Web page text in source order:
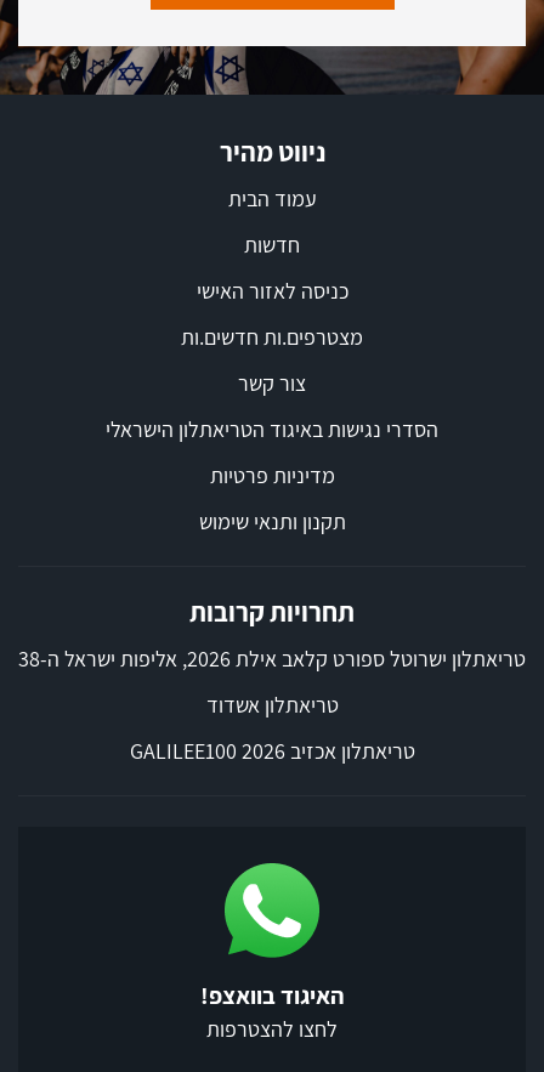
ניווט מהיר
עמוד הבית
חדשות
כניסה לאזור האישי
מצטרפים.ות חדשים.ות
צור קשר
הסדרי נגישות באיגוד הטריאתלון הישראלי
מדיניות פרטיות
תקנון ותנאי שימוש
תחרויות קרובות
טריאתלון ישרוטל ספורט קלאב אילת 2026, אליפות ישראל ה-38
טריאתלון אשדוד
טריאתלון אכזיב 2026 GALILEE100
האיגוד בוואצפ!
לחצו להצטרפות